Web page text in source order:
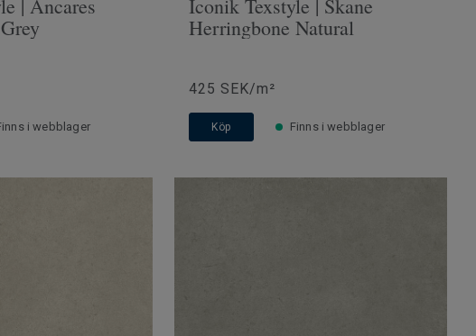
| Ancares
i webblager
Iconik Texstyle | Skane
Herringbone Natural
425 SEK/m²
Köp Finns i webblager